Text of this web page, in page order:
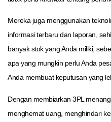
Mereka juga menggunakan
informasi terbaru dan laporan,
banyak stok yang Anda miliki,
apa yang mungkin perlu Anda
Anda membuat keputusan yang
Dengan membiarkan 3PL
menghemat uang, menghindari